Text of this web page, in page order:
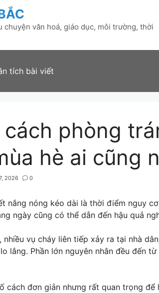
chuyện văn hoá, giáo dục, môi trường, thời
tích bài viết
phòng
hè ai cũng
2026 0
nắng nóng kéo dài là thời điểm nguy
ngày cũng có thể dẫn đến hậu quả
nhiều vụ cháy liên tiếp xảy ra tại nhà
lắng. Phần lớn nguyên nhân đều đến
cách đơn giản nhưng rất quan trọng để